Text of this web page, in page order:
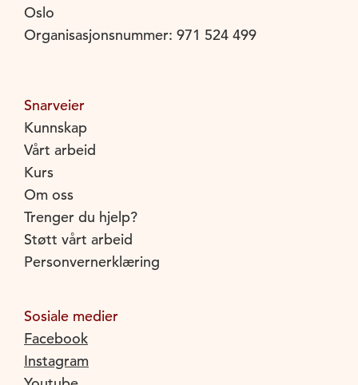
Oslo
Organisasjonsnummer: 971 524 499
Snarveier
Kunnskap
Vårt arbeid
Kurs
Om oss
Trenger du hjelp?
Støtt vårt arbeid
Personvernerklæring
Sosiale medier
Facebook
Instagram